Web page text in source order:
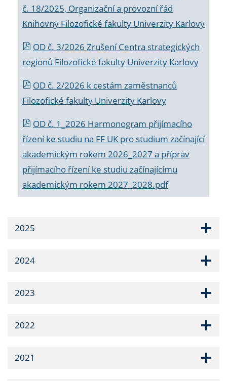
č. 18/2025, Organizační a provozní řád
Knihovny Filozofické fakulty Univerzity Karlovy
OD č. 3/2026 Zrušení Centra strategických
regionů Filozofické fakulty Univerzity Karlovy
OD č. 2/2026 k cestám zaměstnanců
Filozofické fakulty Univerzity Karlovy
OD č. 1_2026 Harmonogram přijímacího
řízení ke studiu na FF UK pro studium začínající
akademickým rokem 2026_2027 a příprav
přijímacího řízení ke studiu začínajícímu
akademickým rokem 2027_2028.pdf
2025
2024
2023
2022
2021